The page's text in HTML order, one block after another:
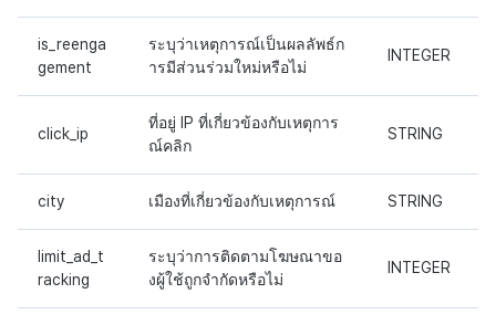
is_reenga
gement
ระบุว่าเหตุการณ์เป็นผลลัพธ์ก
ารมีส่วนร่วมใหม่หรือไม่
INTEGER
click_ip
ที่อยู่ IP ที่เกี่ยวข้องกับเหตุการ
ณ์คลิก
STRING
city เมืองที่เกี่ยวข้องกับเหตุการณ์ STRING
limit_ad_t
racking
ระบุว่าการติดตามโฆษณาขอ
งผู้ใช้ถูกจำกัดหรือไม่
INTEGER